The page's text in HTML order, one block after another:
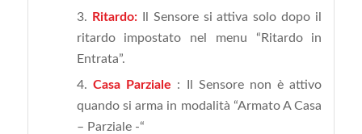
Ritardo:
Il Sensore si attiva solo dopo il
ritardo impostato nel menu “Ritardo in
Entrata”.
Casa Parziale : Il Sensore non è attivo
quando si arma in modalità “Armato A Casa
– Parziale -“